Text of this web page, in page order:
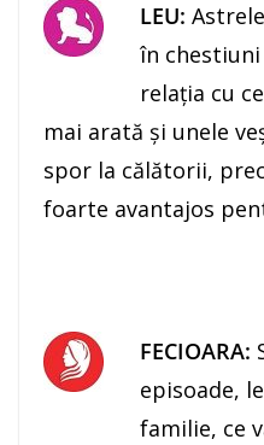
LEU:
în
relaţia cu
mai arată şi unele
spor la călătorii,
foarte avantajos
FECIOARA:
episoade,
familie, ce